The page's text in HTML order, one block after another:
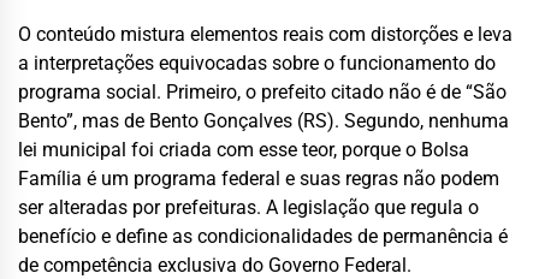
O conteúdo mistura elementos reais com distorções e leva
a interpretações equivocadas sobre o funcionamento do
programa social. Primeiro, o prefeito citado não é de “São
Bento”, mas de Bento Gonçalves (RS). Segundo, nenhuma
lei municipal foi criada com esse teor, porque o Bolsa
Família é um programa federal e suas regras não podem
ser alteradas por prefeituras. A legislação que regula o
benefício e define as condicionalidades de permanência é
de competência exclusiva do Governo Federal.